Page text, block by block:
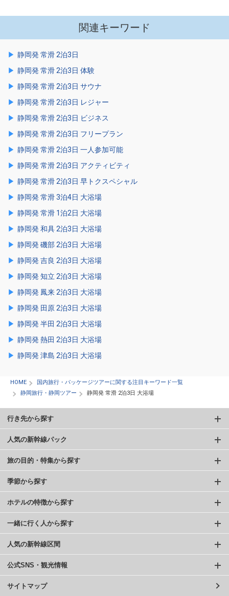
関連キーワード
静岡発 常滑 2泊3日
静岡発 常滑 2泊3日 体験
静岡発 常滑 2泊3日 サウナ
静岡発 常滑 2泊3日 レジャー
静岡発 常滑 2泊3日 ビジネス
静岡発 常滑 2泊3日 フリープラン
静岡発 常滑 2泊3日 一人参加可能
静岡発 常滑 2泊3日 アクティビティ
静岡発 常滑 2泊3日 早トクスペシャル
静岡発 常滑 3泊4日 大浴場
静岡発 常滑 1泊2日 大浴場
静岡発 和具 2泊3日 大浴場
静岡発 磯部 2泊3日 大浴場
静岡発 吉良 2泊3日 大浴場
静岡発 知立 2泊3日 大浴場
静岡発 鳳来 2泊3日 大浴場
静岡発 田原 2泊3日 大浴場
静岡発 半田 2泊3日 大浴場
静岡発 熱田 2泊3日 大浴場
静岡発 津島 2泊3日 大浴場
HOME
国内旅行・パッケージツアーに関する注目キーワード一覧
静岡旅行・静岡ツアー
静岡発 常滑 2泊3日 大浴場
行き先から探す
人気の新幹線パック
旅の目的・特集から探す
季節から探す
ホテルの特徴から探す
一緒に行く人から探す
人気の新幹線区間
公式SNS・観光情報
サイトマップ